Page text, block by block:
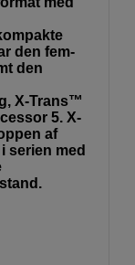
den fem-
den
X-Trans™
5. X-
af
serien med